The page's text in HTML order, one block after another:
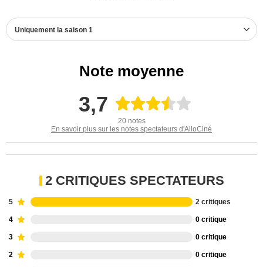
Uniquement la saison 1
Note moyenne
3,7
20 notes
En savoir plus sur les notes spectateurs d'AlloCiné
2 CRITIQUES SPECTATEURS
5 2 critiques
4 0 critique
3 0 critique
2 0 critique